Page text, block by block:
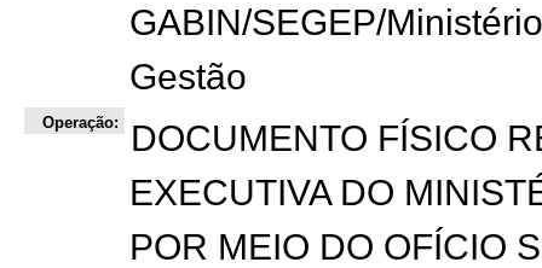
GABIN/SEGEP/
Gestão
Operação:
DOCUMENTO FÍSICO
EXECUTIVA DO
POR MEIO DO OFÍCIO